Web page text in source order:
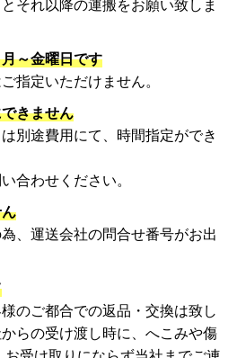
それ以降の運搬をお願い致しま
～金曜日です
指定いただけません。
きません
別途費用にて、時間指定ができ
合わせください。
、運送会社の問合せ番号がお出
のご都合での返品・交換は致し
らの受け渡し時に、へこみや傷